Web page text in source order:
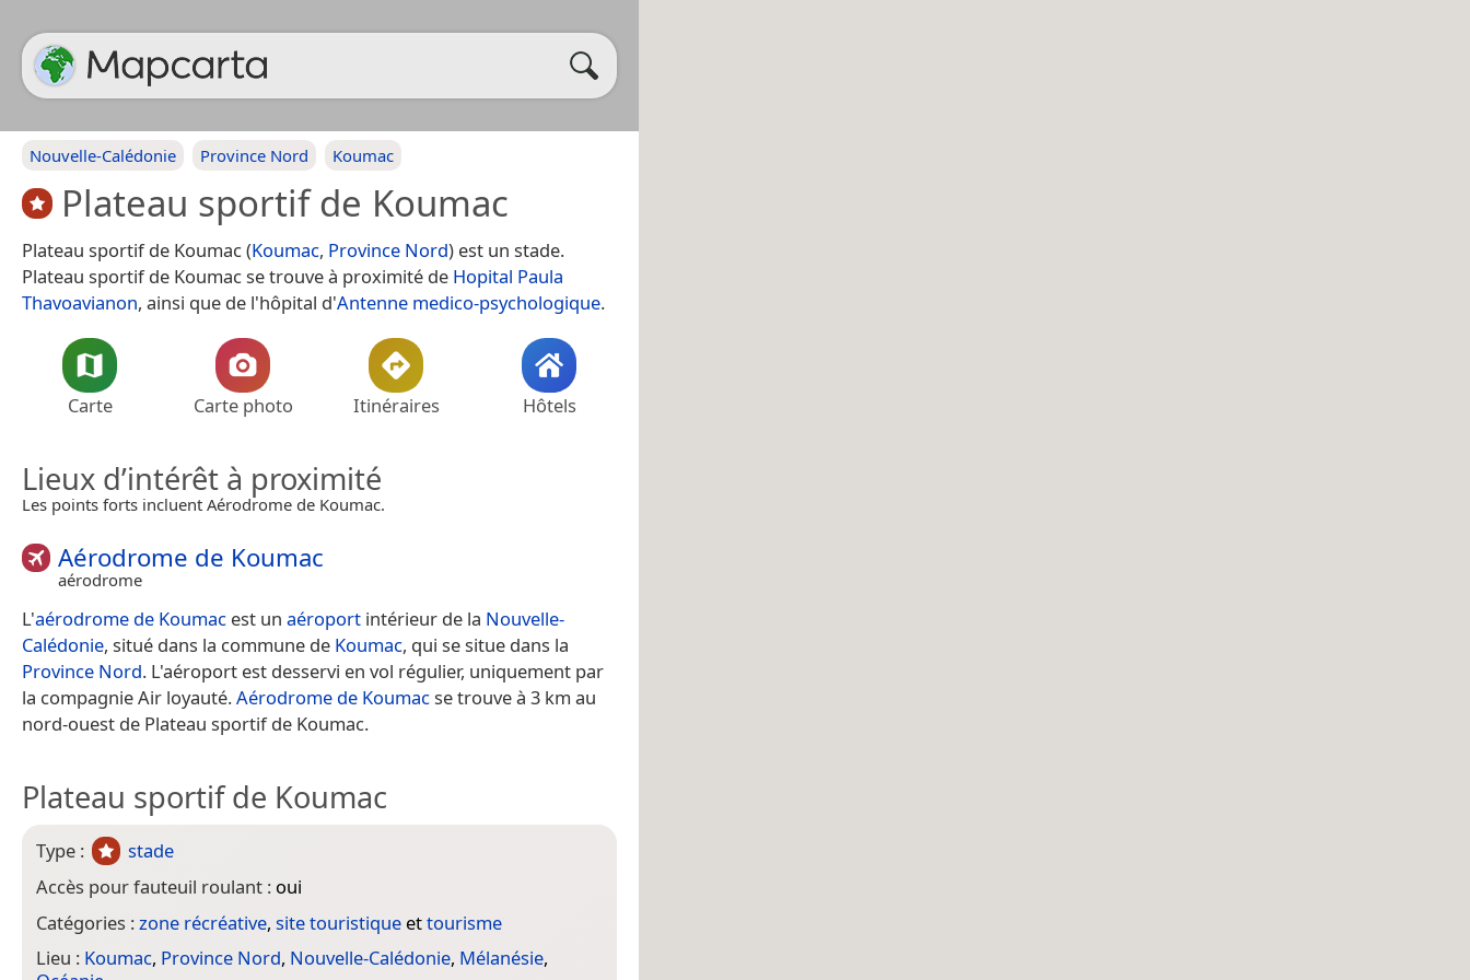
Nouvelle-Calédonie Province Nord Koumac
Plateau sportif de Koumac
Plateau sportif de Koumac (Koumac, Province Nord) est un stade.
Plateau sportif de Koumac se trouve à proximité de Hopital Paula
Thavoavianon, ainsi que de l'hôpital d'Antenne medico-psychologique.
Carte Carte photo Itinéraires Hôtels
Lieux d’intérêt à proximité
Les points forts incluent Aérodrome de Koumac.
Aérodrome de Koumac
aérodrome
L'aérodrome de Koumac est un aéroport intérieur de la Nouvelle-
Calédonie, situé dans la commune de Koumac, qui se situe dans la
Province Nord. L'aéroport est desservi en vol régulier, uniquement par
la compagnie Air loyauté.Aérodrome de Koumacse trouve à 3 km au
nord-ouest de Plateau sportif de Koumac.
Plateau sportif de Koumac
Type :
stade
Accès pour fauteuil roulant : oui
Catégories :zone récréative, site touristique ettourisme
Lieu : Koumac, Province Nord, Nouvelle-Calédonie, Mélanésie,